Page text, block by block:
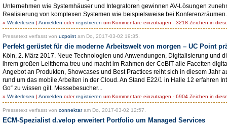
Unternehmen wie Systemhäuser und Integratoren gewinnen AV-Lösungen
Realisierung von komplexen Systemen wie beispielsweise bei
» Weiterlesen | Anmelden oderregistrieren um Kommentare einzutragen - 3218 Zeichen in
Pressetext verfasst von ucpoint am Do, 2017-03-02 19:35.
Perfekt gerüstet für die moderne Arbeitswelt von morgen – UC Point
Köln, 2. März 2017. Neue Technologien und Anwendungen, Digitalisierung und
ihrem großen Leitthema treu und macht im Rahmen der CeBIT alle Facetten
Angebot an Produkten, Showcases und Best Practices reiht sich in diesem
rund um das mobile Arbeiten in der Cloud. An Stand E22/1 in Halle 12 erfahren
Go“ zu wissen gilt. Messebesucher...
» Weiterlesen | Anmelden oderregistrieren um Kommentare einzutragen - 6904 Zeichen in
Pressetext verfasst von connektaram Do, 2017-03-02 12:57.
ECM-Spezialist d.velop erweitert Portfolio um Managed Services